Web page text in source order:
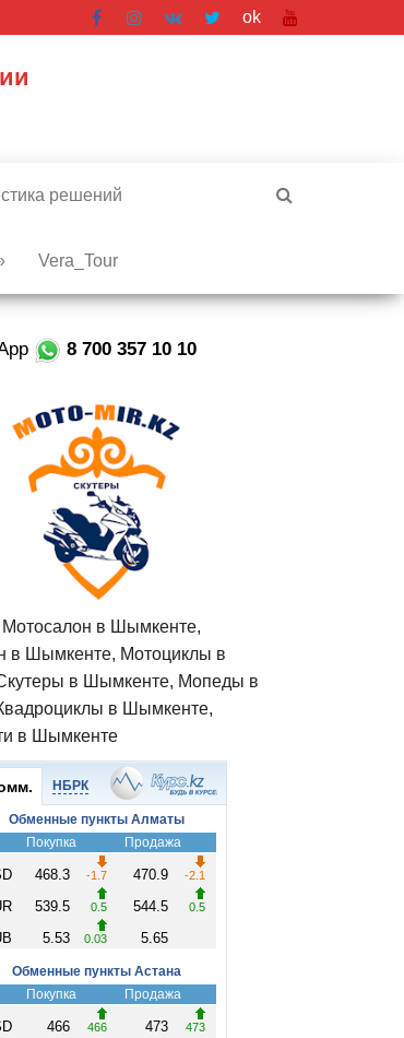
ok
решений
Vera_Tour
8 700 357 10 10
Мотосалон в Шымкенте,
в Шымкенте, Мотоциклы в
в Шымкенте, Мопеды в
в Шымкенте,
в Шымкенте